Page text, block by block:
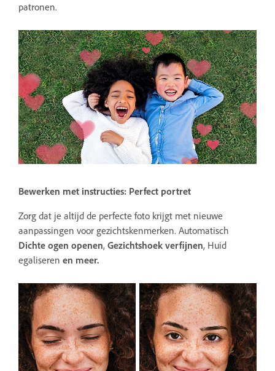
patronen.
Bewerken met instructies: Perfect portret
Zorg dat je altijd de perfecte foto krijgt met nieuwe
aanpassingen voor gezichtskenmerken. Automatisch
Dichte ogen openen, Gezichtshoek verfijnen, Huid
egaliseren en meer.